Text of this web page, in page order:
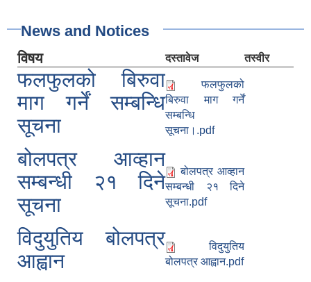
News and Notices
विषय दस्तावेज तस्वीर
फलफुलको बिरुवा
माग गर्नें सम्बन्धि
सूचना
फलफुलको
बिरुवा माग गर्नें
सम्बन्धि
सूचना।.pdf
बोलपत्र आव्हान
सम्बन्धी २१ दिने
सूचना
बोलपत्र आव्हान
सम्बन्धी २१ दिने
सूचना.pdf
विदुयुतिय बोलपत्र
आह्वान
विदुयुतिय
बोलपत्र आह्वान.pdf